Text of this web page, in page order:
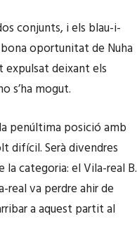
conjunts, i els blau-i-
oportunitat de Nuha
expulsat deixant els
s’ha mogut.
penúltima posició amb
difícil. Serà divendres
categoria: el Vila-real B.
real va perdre ahir de
a aquest partit al